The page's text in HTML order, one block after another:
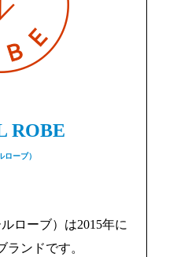
ROBE
ローブ）
ローブ）は2015年に
ランドです。